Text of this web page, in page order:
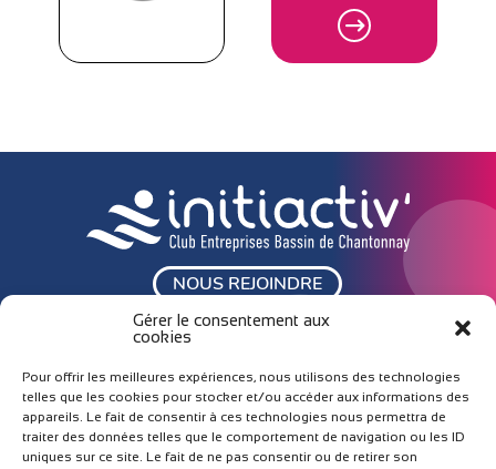
Gérer le consentement aux
cookies
Pour offrir les meilleures expériences, nous utilisons des technologies
telles que les cookies pour stocker et/ou accéder aux informations des
appareils. Le fait de consentir à ces technologies nous permettra de
traiter des données telles que le comportement de navigation ou les ID
uniques sur ce site. Le fait de ne pas consentir ou de retirer son
NOUS REJOINDRE
Accueil
L’association
Nos actions
Emploi
Contact
ESPACE ADHÉRENT